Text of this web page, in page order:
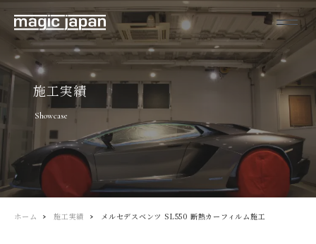
施工実績
Showcase
ホーム 施工実績 メルセデスベンツ SL550 断熱カーフィルム施工